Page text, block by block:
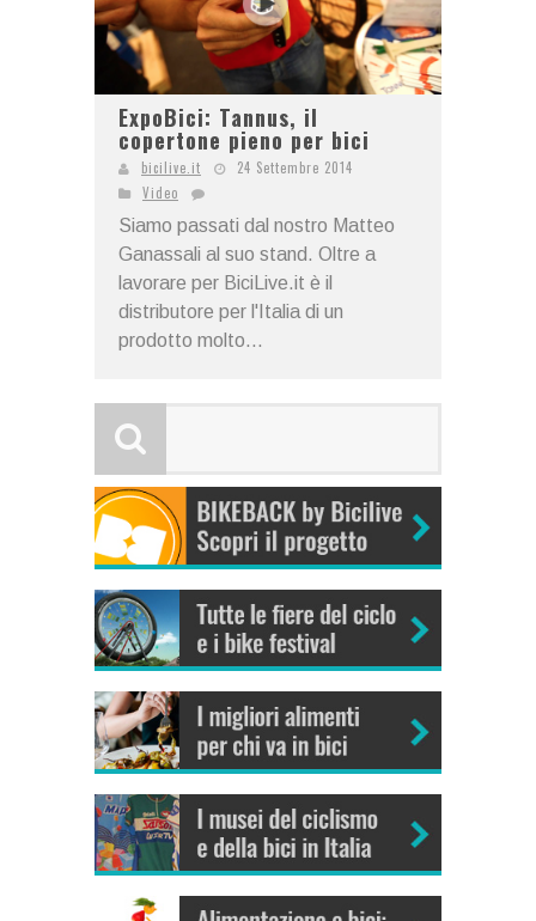
ExpoBici: Tannus, il
copertone pieno per bici
bicilive.it
24 Settembre 2014
Video
Siamo passati dal nostro Matteo
Ganassali al suo stand. Oltre a
lavorare per BiciLive.it è il
distributore per l'Italia di un
prodotto molto...